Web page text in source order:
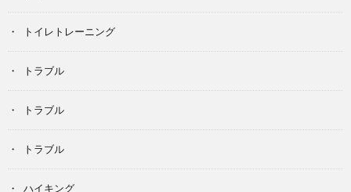
トイレトレーニング
トラブル
トラブル
トラブル
ハイキング